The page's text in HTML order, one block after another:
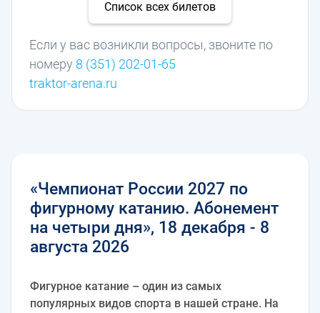
traktor-arena.ru
Если у вас возникли вопросы, звоните по
номеру 8 (351) 202-01-65
Список всех билетов
«Чемпионат России 2027 по
фигурному катанию. Абонемент
на четыри дня», 18 декабря - 8
августа 2026
Фигурное катание – один из самых
популярных видов спорта в нашей стране. На